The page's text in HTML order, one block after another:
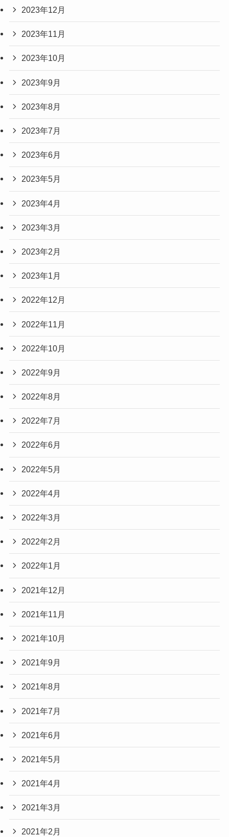
2023年12月
2023年11月
2023年10月
2023年9月
2023年8月
2023年7月
2023年6月
2023年5月
2023年4月
2023年3月
2023年2月
2023年1月
2022年12月
2022年11月
2022年10月
2022年9月
2022年8月
2022年7月
2022年6月
2022年5月
2022年4月
2022年3月
2022年2月
2022年1月
2021年12月
2021年11月
2021年10月
2021年9月
2021年8月
2021年7月
2021年6月
2021年5月
2021年4月
2021年3月
2021年2月